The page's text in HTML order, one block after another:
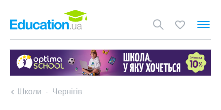
Школи Чернігів